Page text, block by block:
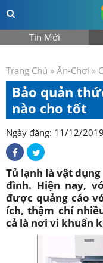
Tin Mới
Trang Chủ » Ăn-Chơi »
Bảo quản
nào cho tốt
Ngày đăng: 11/12/
Tủ lạnh là vật
đình. Hiện nay,
được quảng cáo
ích, thậm chí
cả là nơi vi khuẩn